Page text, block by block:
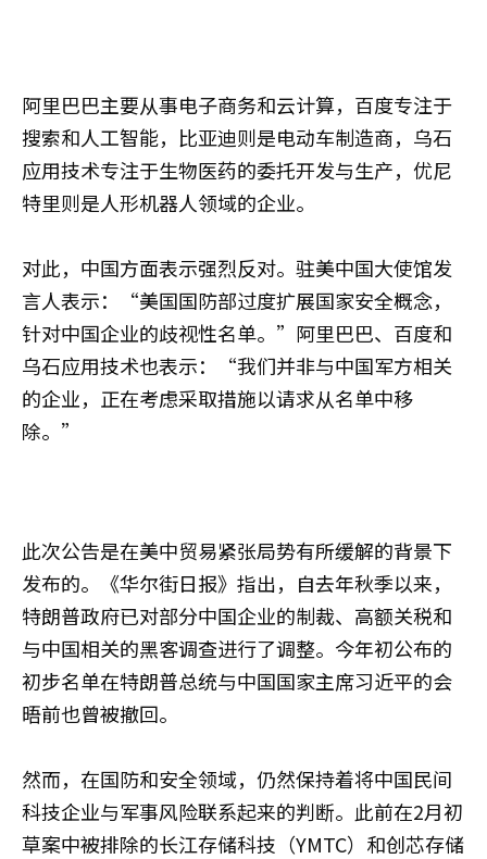
阿里巴巴主要从事电子商务和云计算，百度专注于
搜索和人工智能，比亚迪则是电动车制造商，乌石
应用技术专注于生物医药的委托开发与生产，优尼
特里则是人形机器人领域的企业。
对此，中国方面表示强烈反对。驻美中国大使馆发
言人表示：“美国国防部过度扩展国家安全概念，
针对中国企业的歧视性名单。”阿里巴巴、百度和
乌石应用技术也表示：“我们并非与中国军方相关
的企业，正在考虑采取措施以请求从名单中移
除。”
此次公告是在美中贸易紧张局势有所缓解的背景下
发布的。《华尔街日报》指出，自去年秋季以来，
特朗普政府已对部分中国企业的制裁、高额关税和
与中国相关的黑客调查进行了调整。今年初公布的
初步名单在特朗普总统与中国国家主席习近平的会
晤前也曾被撤回。
然而，在国防和安全领域，仍然保持着将中国民间
科技企业与军事风险联系起来的判断。此前在2月初
草案中被排除的长江存储科技（YMTC）和创芯存储